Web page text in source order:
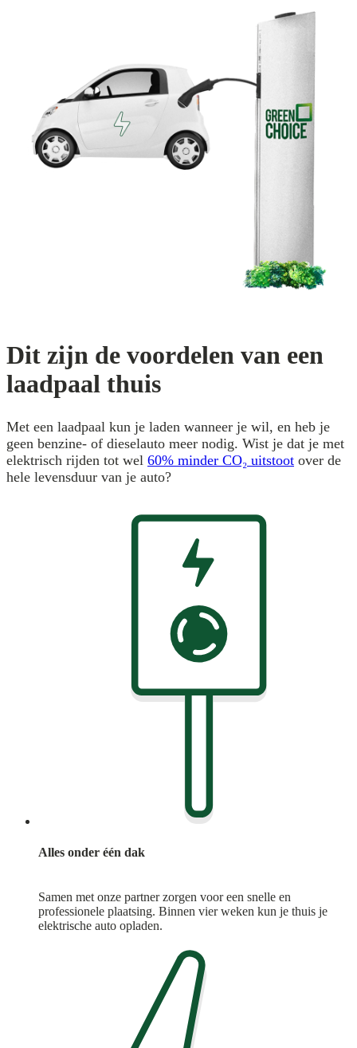
Dit zijn de voordelen van een
laadpaal thuis
Met een laadpaal kun je laden wanneer je wil, en heb je
geen benzine- of dieselauto meer nodig. Wist je dat je met
elektrisch rijden tot wel 60% minder CO₂ uitstoot over de
hele levensduur van je auto?
Alles onder één dak
Samen met onze partner zorgen voor een snelle en
professionele plaatsing. Binnen vier weken kun je thuis je
elektrische auto opladen.